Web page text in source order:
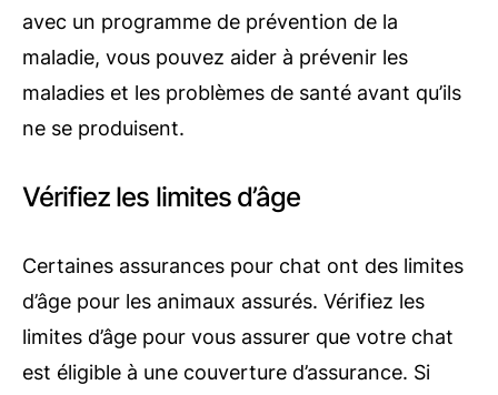
avec un programme de prévention de la
maladie, vous pouvez aider à prévenir les
maladies et les problèmes de santé avant qu’ils
ne se produisent.
Vérifiez les limites d’âge
Certaines assurances pour chat ont des limites
d’âge pour les animaux assurés. Vérifiez les
limites d’âge pour vous assurer que votre chat
est éligible à une couverture d’assurance. Si